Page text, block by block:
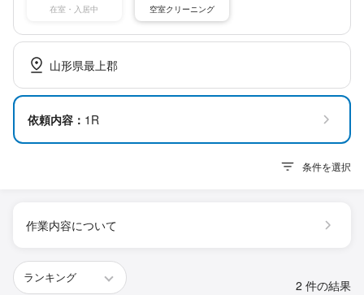
在室・入居中 空室クリーニング
山形県最上郡
依頼内容： 1R
条件を選択
作業内容について
2 件の結果